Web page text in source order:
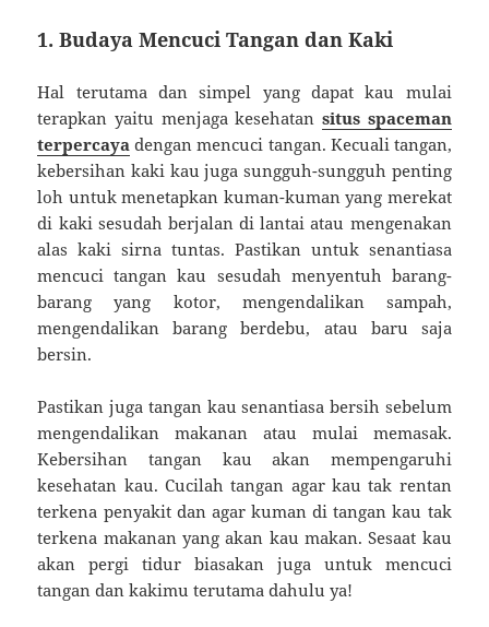
1. Budaya Mencuci Tangan dan Kaki
Hal terutama dan simpel yang dapat kau mulai
terapkan yaitu menjaga kesehatan situs spaceman
terpercaya dengan mencuci tangan. Kecuali tangan,
kebersihan kaki kau juga sungguh-sungguh penting
loh untuk menetapkan kuman-kuman yang merekat
di kaki sesudah berjalan di lantai atau mengenakan
alas kaki sirna tuntas. Pastikan untuk senantiasa
mencuci tangan kau sesudah menyentuh barang-
barang yang kotor, mengendalikan sampah,
mengendalikan barang berdebu, atau baru saja
bersin.
Pastikan juga tangan kau senantiasa bersih sebelum
mengendalikan makanan atau mulai memasak.
Kebersihan tangan kau akan mempengaruhi
kesehatan kau. Cucilah tangan agar kau tak rentan
terkena penyakit dan agar kuman di tangan kau tak
terkena makanan yang akan kau makan. Sesaat kau
akan pergi tidur biasakan juga untuk mencuci
tangan dan kakimu terutama dahulu ya!